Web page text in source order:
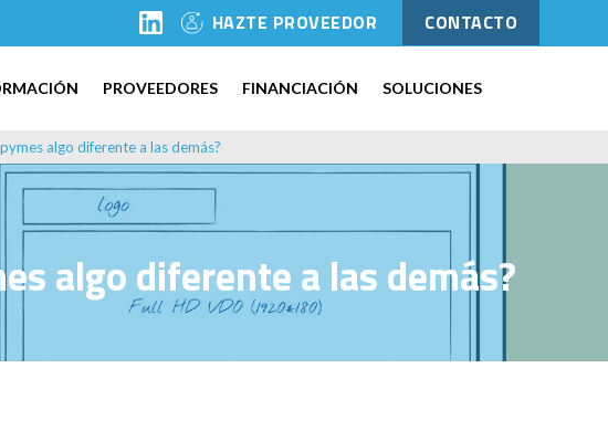
HAZTE PROVEEDOR CONTACTO
PROVEEDORES FINANCIACIÓN SOLUCIONES
algo diferente a las demás?
algo diferente a las demás?